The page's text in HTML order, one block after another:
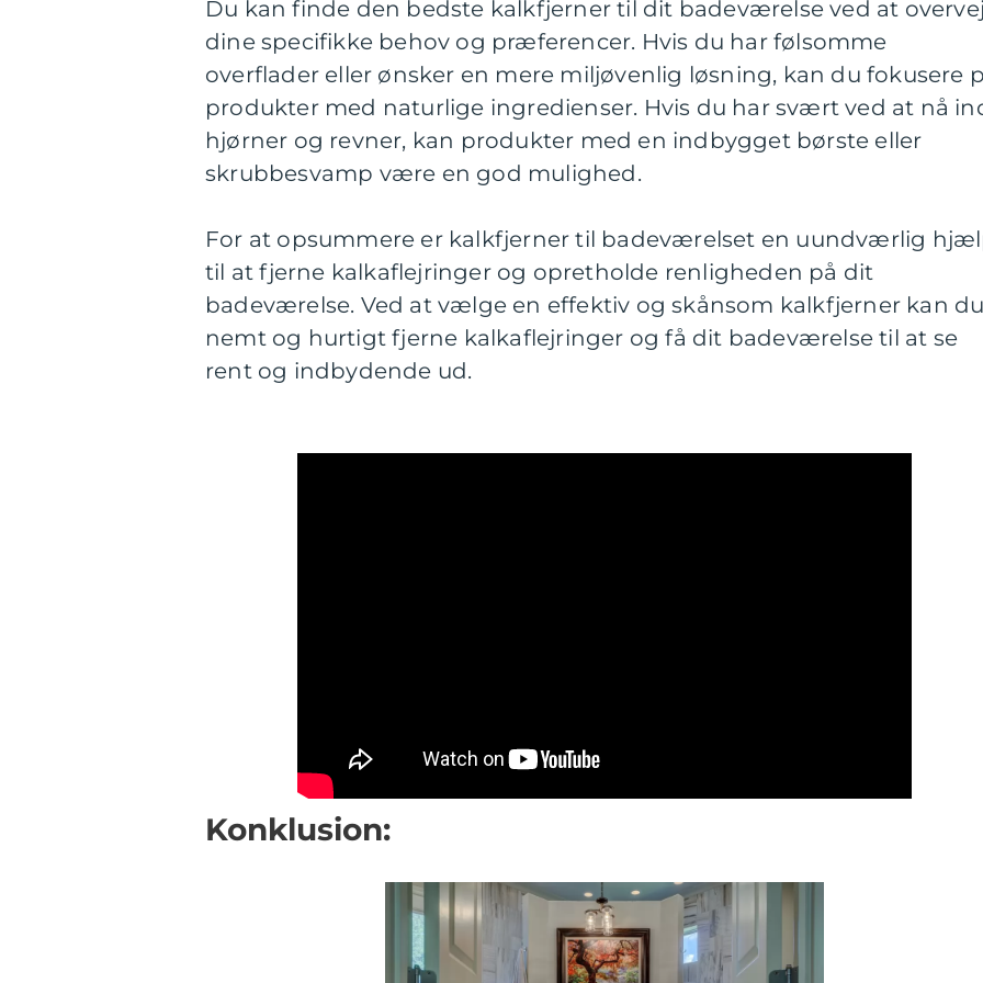
Du kan finde den bedste kalkfjerner til dit badeværelse ved at
dine specifikke behov og præferencer. Hvis du har følsomme
overflader eller ønsker en mere miljøvenlig løsning, kan du fokusere
produkter med naturlige ingredienser. Hvis du har svært ved at nå
hjørner og revner, kan produkter med en indbygget børste eller
skrubbesvamp være en god mulighed.
For at opsummere er kalkfjerner til badeværelset en uundværlig
til at fjerne kalkaflejringer og opretholde renligheden på dit
badeværelse. Ved at vælge en effektiv og skånsom kalkfjerner kan du
nemt og hurtigt fjerne kalkaflejringer og få dit badeværelse til at se
rent og indbydende ud.
Konklusion: